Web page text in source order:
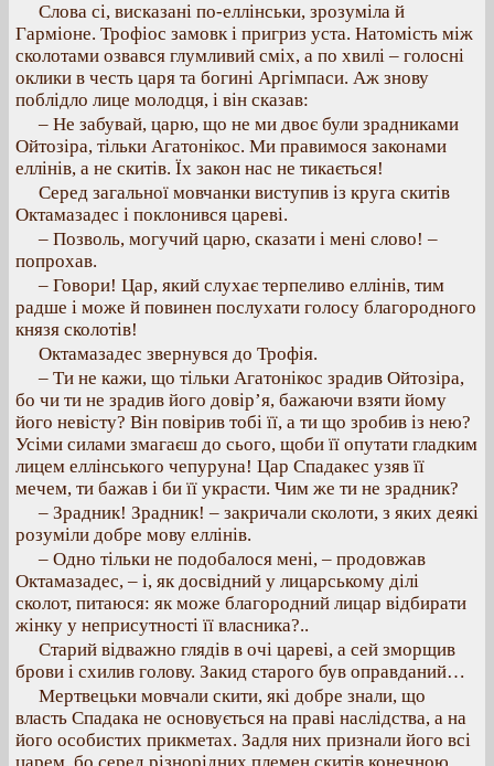
Слова сі, висказані по-еллінськи, зрозуміла й
Гарміоне. Трофіос замовк і пригриз уста. Натомість між
сколотами озвався глумливий сміх, а по хвилі – голосні
оклики в честь царя та богині Аргімпаси. Аж знову
поблідло лице молодця, і він сказав:
– Не забувай, царю, що не ми двоє були зрадниками
Ойтозіра, тільки Агатонікос. Ми правимося законами
еллінів, а не скитів. Їх закон нас не тикається!
Серед загальної мовчанки виступив із круга скитів
Октамазадес і поклонився цареві.
– Позволь, могучий царю, сказати і мені слово! –
попрохав.
– Говори! Цар, який слухає терпеливо еллінів, тим
радше і може й повинен послухати голосу благородного
князя сколотів!
Октамазадес звернувся до Трофія.
– Ти не кажи, що тільки Агатонікос зрадив Ойтозіра,
бо чи ти не зрадив його довір’я, бажаючи взяти йому
його невісту? Він повірив тобі її, а ти що зробив із нею?
Усіми силами змагаєш до сього, щоби її опутати гладким
лицем еллінського чепуруна! Цар Спадакес узяв її
мечем, ти бажав і би її украсти. Чим же ти не зрадник?
– Зрадник! Зрадник! – закричали сколоти, з яких деякі
розуміли добре мову еллінів.
– Одно тільки не подобалося мені, – продовжав
Октамазадес, – і, як досвідний у лицарському ділі
сколот, питаюся: як може благородний лицар відбирати
жінку у неприсутності її власника?..
Старий відважно глядів в очі цареві, а сей зморщив
брови і схилив голову. Закид старого був оправданий…
Мертвецьки мовчали скити, які добре знали, що
власть Спадака не основується на праві наслідства, а на
його особистих прикметах. Задля них признали його всі